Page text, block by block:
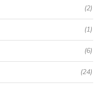
(2)
(1)
(6)
(24)